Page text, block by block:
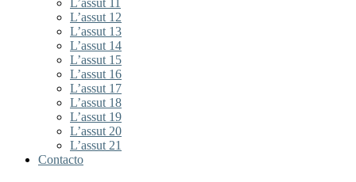
L’assut 12
L’assut 13
L’assut 14
L’assut 15
L’assut 16
L’assut 17
L’assut 18
L’assut 19
L’assut 20
L’assut 21
Contacto